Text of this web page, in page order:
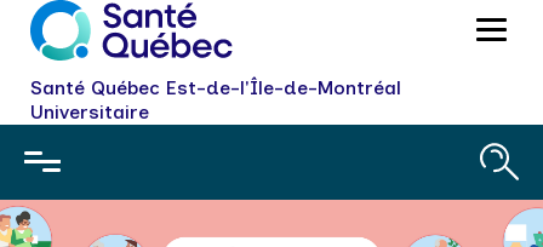
Santé Québec Est-de-l'Île-de-Montréal
Universitaire